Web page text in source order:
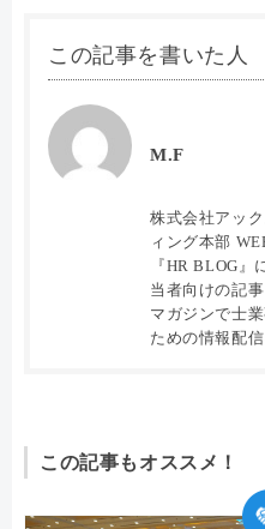
この記事を書いた人
M.F
株式会社アッ
ィング本部
『HR BLOG
当者向けの記
マガジンで士
ための情報配
この記事もオススメ！